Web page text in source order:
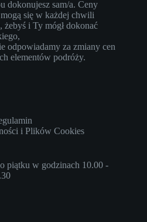
dokonujesz sam/a. Ceny
się w każdej chwili
żebyś i Ty mógł dokonać
odpowiadamy za zmiany cen
elementów podróży.
i Plików Cookies
piątku w godzinach 10.00 -